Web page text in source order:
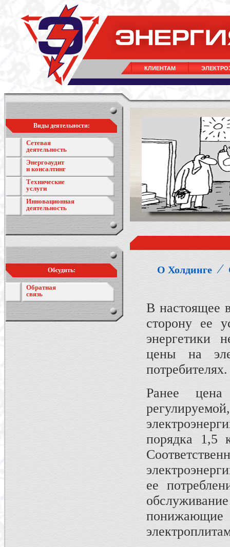
КЛИЕНТАМ
Виды деятельности:
Сетевая
деятельность
Энергоаудит
и консалтинг
Технические
услуги
Инновационная
деятельность
Обсудить:
Обратная
связь
О Холдинге ⁄
В настоящее
сторону ее
энергетики
цены на
потребителях.
Ранее
порядка 1,5
ее